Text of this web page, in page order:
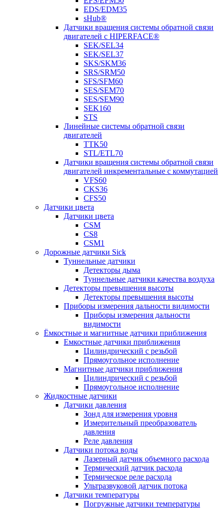
EDS/EDM35
sHub®
Датчики вращения системы обратной связи
двигателей с HIPERFACE®
SEK/SEL34
SEK/SEL37
SKS/SKM36
SRS/SRM50
SFS/SFM60
SES/SEM70
SES/SEM90
SEK160
STS
Линейные системы обратной связи
двигателей
TTK50
STL/ETL70
Датчики вращения системы обратной связи
двигателей инкрементальные с коммутацией
VFS60
CKS36
CFS50
Датчики цвета
Датчики цвета
CSM
CS8
CSM1
Дорожные датчики Sick
Туннельные датчики
Детекторы дыма
Туннельные датчики качества воздуха
Детекторы превышения высоты
Детекторы превышения высоты
Приборы измерения дальности видимости
Приборы измерения дальности
видимости
Ёмкостные и магнитные датчики приближения
Емкостные датчики приближения
Цилиндрический с резьбой
Прямоугольное исполнение
Магнитные датчики приближения
Цилиндрический с резьбой
Прямоугольное исполнение
Жидкостные датчики
Датчики давления
Зонд для измерения уровня
Измерительный преобразователь
давления
Реле давления
Датчики потока воды
Лазерный датчик объемного расхода
Термический датчик расхода
Термическое реле расхода
Ультразвуковой датчик потока
Датчики температуры
Погружные датчики температуры